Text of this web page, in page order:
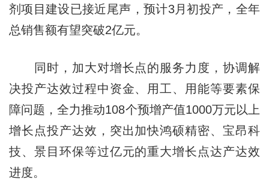
剂项目建设已接近尾声，预计3月初投产，全年
总销售额有望突破2亿元。
同时，加大对增长点的服务力度，协调解
决投产达效过程中资金、用工、用能等要素保
障问题，全力推动108个预增产值1000万元以上
增长点投产达效，突出加快鸿硕精密、宝昂科
技、景目环保等过亿元的重大增长点达产达效
进度。